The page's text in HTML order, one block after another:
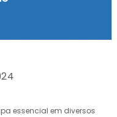
essencial em diversos